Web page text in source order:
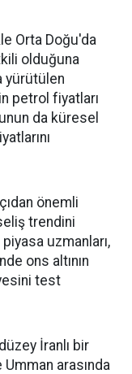
Orta Doğu'da
olduğuna
yürütülen
petrol fiyatları
da küresel
önemli
trendini
uzmanları,
ons altının
test
İranlı bir
arasında